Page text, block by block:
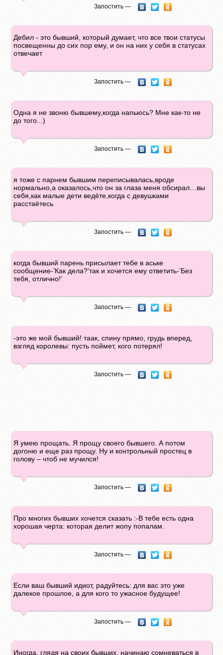
Запостить —
Дебил - это бывший, который думает, что все твои статусы
посвещенны до сих пор ему, и он на них у себя в статусах
отвечает
Запостить —
Одна я не звоню бывшему,когда напьюсь? Мне как-то не
до того...)
Запостить —
я тоже с парнем бывшим переписывалась,вроде
нормально,а оказалось,что он за глаза меня обсирал…вы
себя,как малые дети ведёте,когда с девушками
расстаётесь
Запостить —
когда бывший парень присылает тебе в аське
сообщение-’Как дела?’так и хочется ему ответить-’Без
тебя, отлично!’
Запостить —
-это же мой бывший! таак, спину прямо, грудь вперед,
взгляд королевы: пусть поймет, кого потерял!
Запостить —
Я умею прощать. Я прощу своего бывшего. А потом
догоню и еще раз прощу. Ну и контрольный простец в
голову – чтоб не мучился!
Запостить —
Про многих бывших хочется сказать :-В тебе есть одна
хорошая черта: которая делит жопу попалам.
Запостить —
Если ваш бывший идиот, радуйтесь: для вас это уже
далекое прошлое, а для кого то ужасное будущее!
Запостить —
Иногда, глядя на своих бывших, начинаю сомневаться в